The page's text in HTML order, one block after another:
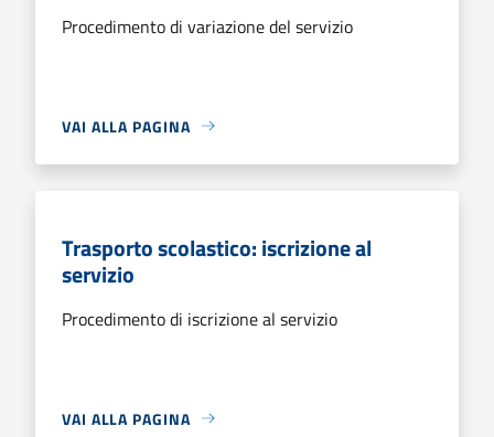
Procedimento di variazione del servizio
VAI ALLA PAGINA
Trasporto scolastico: iscrizione al
servizio
Procedimento di iscrizione al servizio
VAI ALLA PAGINA